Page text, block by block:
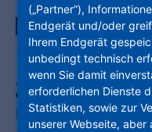
WOHNUNGSNUMMER: 1000/
Genug
Michael-Schnabrich-
(„Partner“),
Endgerät und/oder
Ihrem Endgerät
unbedingt technisch
wenn Sie damit
erforderlichen Dienste
Statistiken, sowie zur
unserer Webseite,